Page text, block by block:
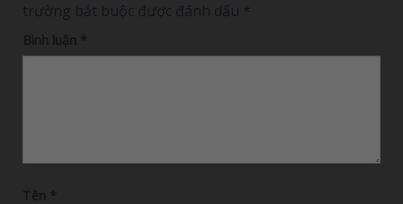
trường bắt buộc được đánh dấu *